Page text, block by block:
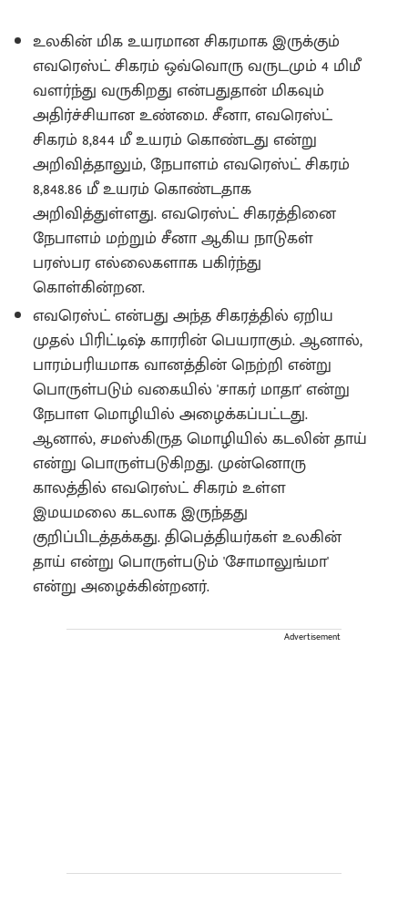
உலகின் மிக உயரமான சிகரமாக இருக்கும்
எவரெஸ்ட் சிகரம் ஒவ்வொரு வருடமும் 4 மிமீ
வளர்ந்து வருகிறது என்பதுதான் மிகவும்
அதிர்ச்சியான உண்மை. சீனா, எவரெஸ்ட்
சிகரம் 8,844 மீ உயரம் கொண்டது என்று
அறிவித்தாலும், நேபாளம் எவரெஸ்ட் சிகரம்
8,848.86 மீ உயரம் கொண்டதாக
அறிவித்துள்ளது. எவரெஸ்ட் சிகரத்தினை
நேபாளம் மற்றும் சீனா ஆகிய நாடுகள்
பரஸ்பர எல்லைகளாக பகிர்ந்து
கொள்கின்றன.
எவரெஸ்ட் என்பது அந்த சிகரத்தில் ஏறிய
முதல் பிரிட்டிஷ் காரரின் பெயராகும். ஆனால்,
பாரம்பரியமாக வானத்தின் நெற்றி என்று
பொருள்படும் வகையில் 'சாகர் மாதா' என்று
நேபாள மொழியில் அழைக்கப்பட்டது.
ஆனால், சமஸ்கிருத மொழியில் கடலின் தாய்
என்று பொருள்படுகிறது. முன்னொரு
காலத்தில் எவரெஸ்ட் சிகரம் உள்ள
இமயமலை கடலாக இருந்தது
குறிப்பிடத்தக்கது. திபெத்தியர்கள் உலகின்
தாய் என்று பொருள்படும் 'சோமாலுங்மா'
என்று அழைக்கின்றனர்.
Advertisement